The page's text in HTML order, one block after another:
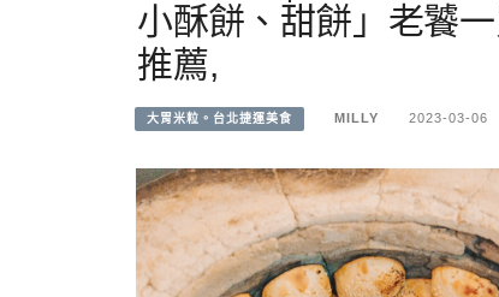
小酥餅、甜餅」老饕
推薦,
大胃米粒。台北捷運美食 MILLY 2023-03-06